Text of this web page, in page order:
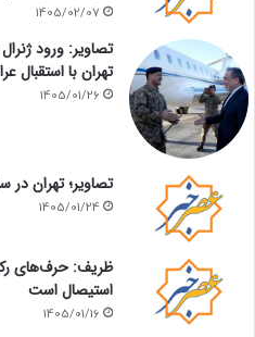
1405/02/07
تصاویر: ورود
تهران با استقبال
1405/01/26
تصاویر؛ تهران
1405/01/24
ظریف: حرف‌های
استیصال است
1405/01/16